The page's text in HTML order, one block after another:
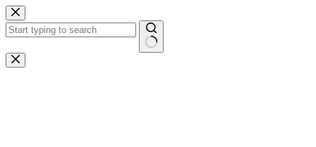
Zum
Inhalt
springen
Keine
Ergebnisse